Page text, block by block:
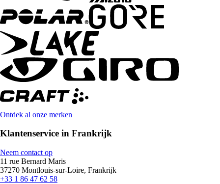
Ontdek al onze merken
Klantenservice in Frankrijk
Neem contact op
11 rue Bernard Maris
37270 Montlouis-sur-Loire, Frankrijk
+33 1 86 47 62 58